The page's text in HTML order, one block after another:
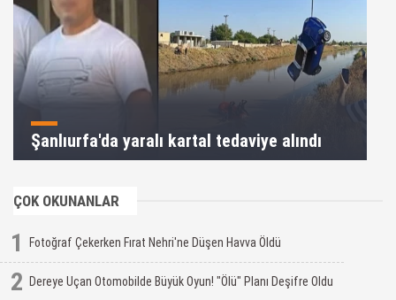
Şanlıurfa'da yaralı kartal tedaviye alındı
ÇOK OKUNANLAR
1 Fotoğraf Çekerken Fırat Nehri'ne Düşen Havva Öldü
2 Dereye Uçan Otomobilde Büyük Oyun! "Ölü" Planı Deşifre Oldu